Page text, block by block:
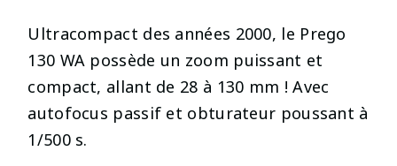
Ultracompact des années 2000, le Prego
130 WA possède un zoom puissant et
compact, allant de 28 à 130 mm ! Avec
autofocus passif et obturateur poussant à
1/500 s.